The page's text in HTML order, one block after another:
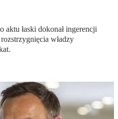
aktu łaski dokonał ingerencji
władzy